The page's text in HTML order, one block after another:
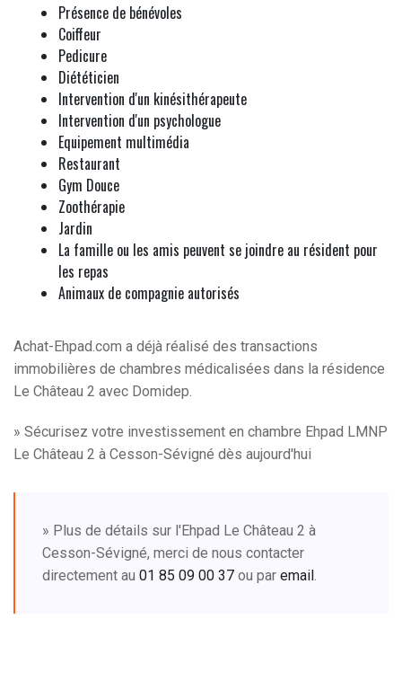
Présence de bénévoles
Coiffeur
Pedicure
Diététicien
Intervention d'un kinésithérapeute
Intervention d'un psychologue
Equipement multimédia
Restaurant
Gym Douce
Zoothérapie
Jardin
La famille ou les amis peuvent se joindre au résident pour
les repas
Animaux de compagnie autorisés
Achat-Ehpad.com a déjà réalisé des transactions
immobilières de chambres médicalisées dans la résidence
Le Château 2 avec Domidep.
» Sécurisez votre investissement en chambre Ehpad LMNP
Le Château 2 à Cesson-Sévigné dès aujourd'hui
» Plus de détails sur l'Ehpad Le Château 2 à
Cesson-Sévigné, merci de nous contacter
directement au 01 85 09 00 37 ou par email